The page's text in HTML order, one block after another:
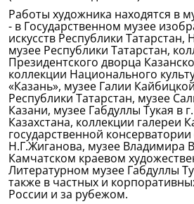
Работы художника находятся в
- в Государственном музее
искусств Республики
музее Республики Татарстан,
Президентского дворца
коллекции Национального
«Казань», музее Галии
Республики Татарстан, музее
Казани, музее Габдуллы Тукая в
Казахстана, коллекции галереи
государственной
Н.Г.Жиганова, музее Владимира
Камчатском краевом
Литературном музее Габдуллы
также в частных и
России и за рубежом.